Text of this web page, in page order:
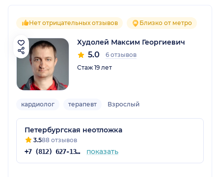
Нет отрицательных отзывов Близко от метро
Худолей Максим Георгиевич
5.0
6 отзывов
Стаж 19 лет
кардиолог терапевт Взрослый
Петербургская неотложка
3.588 отзывов
+7 (812) 627-13-05 показать